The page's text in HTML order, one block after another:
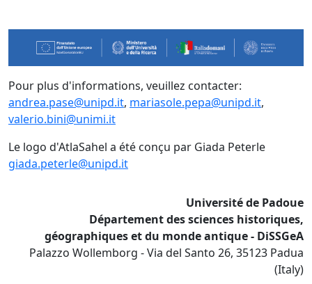
Pour plus d'informations, veuillez contacter:
andrea.pase@unipd.it, mariasole.pepa@unipd.it,
valerio.bini@unimi.it
Le logo d'AtlaSahel a été conçu par Giada Peterle
giada.peterle@unipd.it
Université de Padoue
Département des sciences historiques,
géographiques et du monde antique - DiSSGeA
Palazzo Wollemborg - Via del Santo 26, 35123 Padua
(Italy)